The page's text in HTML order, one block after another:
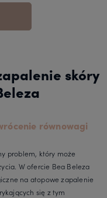
skóry
równowagi
problem, który może
W ofercie Bea Beleza
na atopowe zapalenie
się z tym